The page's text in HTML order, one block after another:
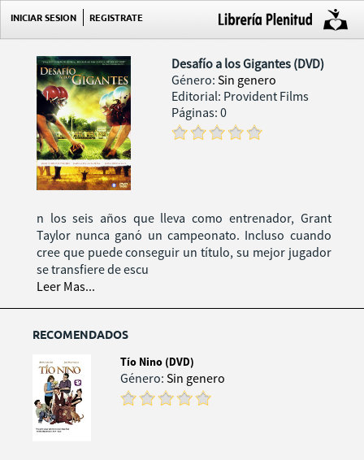
INICIAR SESION REGISTRATE
Desafío a los Gigantes (DVD)
Género: Sin genero
Editorial: Provident Films
Páginas: 0
n los seis años que lleva como entrenador, Grant
Taylor nunca ganó un campeonato. Incluso cuando
cree que puede conseguir un título, su mejor jugador
se transfiere de escu
Leer Mas...
RECOMENDADOS
Tío Nino (DVD)
Género: Sin genero